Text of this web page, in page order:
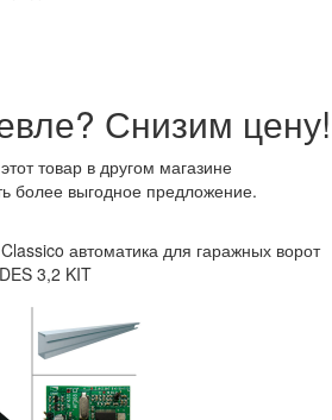
Снизим цену!
товар в другом магазине
более выгодное предложение.
автоматика для гаражных ворот
3,2 KIT